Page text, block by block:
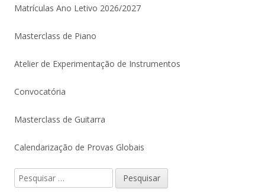
Matrículas Ano Letivo 2026/2027
Masterclass de Piano
Atelier de Experimentação de Instrumentos
Convocatória
Masterclass de Guitarra
Calendarização de Provas Globais
Pesquisar
por: